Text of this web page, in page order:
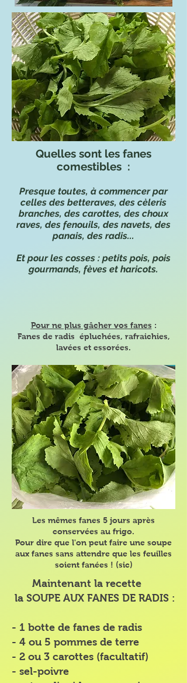
Quelles sont les fanes
comestibles :
Presque toutes, à commencer par
celles des betteraves, des cèleris
branches, des carottes, des choux
raves, des fenouils, des navets, des
panais, des radis...
Et pour les cosses : petits pois, pois
gourmands, fèves et haricots.
Pour ne plus gâcher vos fanes :
Fanes de radis épluchées, rafraichies,
lavées et essorées.
Les mêmes fanes 5 jours après
conservées au frigo.
Pour dire que l'on peut faire une soupe
aux fanes sans attendre que les feuilles
soient fanées ! (sic)
Maintenant la recette
la SOUPE AUX FANES DE RADIS :
- 1 botte de fanes de radis
- 4 ou 5 pommes de terre
- 2 ou 3 carottes (facultatif)
- sel-poivre